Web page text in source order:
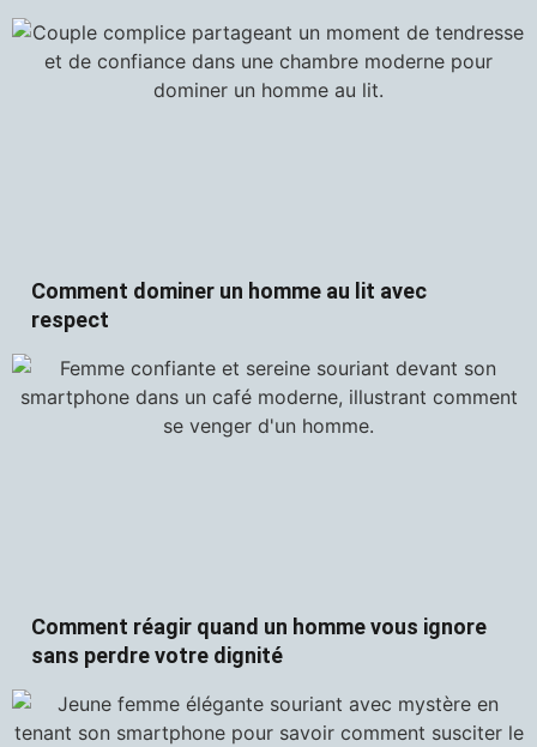
Comment dominer un homme au lit avec
respect
Comment réagir quand un homme vous ignore
sans perdre votre dignité